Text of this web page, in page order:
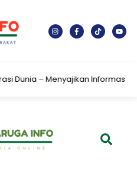
– Menyajikan Informasi Berita
Icon